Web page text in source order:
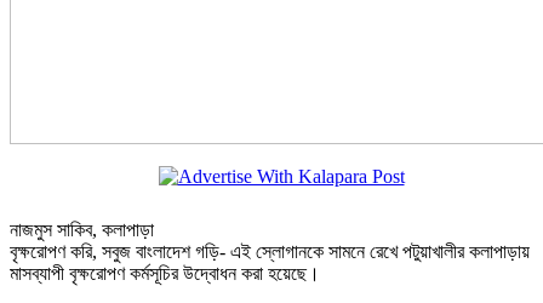
নাজমুস সাকিব, কলাপাড়া
বৃক্ষরোপণ করি, সবুজ বাংলাদেশ গড়ি- এই স্লোগানকে সামনে রেখে পটুয়াখালীর কলাপাড়ায়
মাসব্যাপী বৃক্ষরোপণ কর্মসূচির উদ্বোধন করা হয়েছে।